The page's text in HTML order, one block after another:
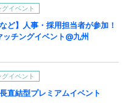
イベント
ど】人事・採用担当者が参加！
チングイベント@九州
イベント
直結型プレミアムイベント